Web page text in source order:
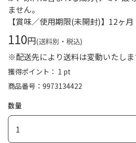
ません。
【賞味／使用期限(未開封)】12ヶ月
110円(送料別・税込)
※配送先により送料は変動いたしま
獲得ポイント： 1 pt
商品番号
9973134422
数量
1